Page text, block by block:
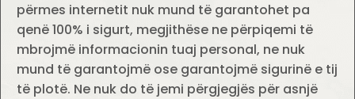
përmes internetit nuk mund të garantohet pa
qenë 100% i sigurt, megjithëse ne përpiqemi të
mbrojmë informacionin tuaj personal, ne nuk
mund të garantojmë ose garantojmë sigurinë e tij
të plotë. Ne nuk do të jemi përgjegjës për asnjë